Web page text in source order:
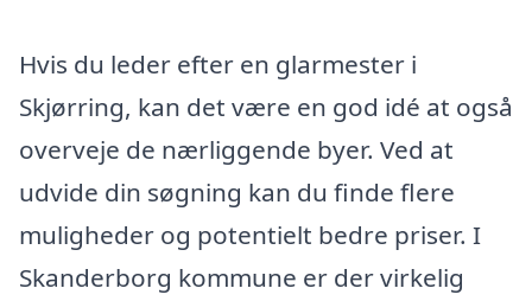
Hvis du leder efter en glarmester i
Skjørring, kan det være en god idé at også
overveje de nærliggende byer. Ved at
udvide din søgning kan du finde flere
muligheder og potentielt bedre priser. I
Skanderborg kommune er der virkelig